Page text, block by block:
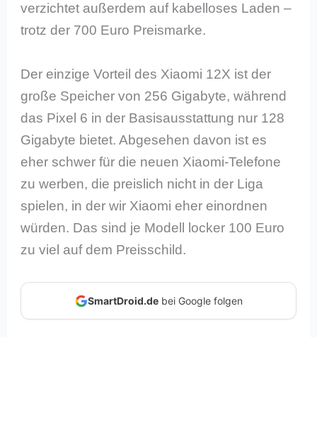
verzichtet außerdem auf kabelloses Laden –
trotz der 700 Euro Preismarke.
Der einzige Vorteil des Xiaomi 12X ist der
große Speicher von 256 Gigabyte, während
das Pixel 6 in der Basisausstattung nur 128
Gigabyte bietet. Abgesehen davon ist es
eher schwer für die neuen Xiaomi-Telefone
zu werben, die preislich nicht in der Liga
spielen, in der wir Xiaomi eher einordnen
würden. Das sind je Modell locker 100 Euro
zu viel auf dem Preisschild.
SmartDroid.debei Google folgen